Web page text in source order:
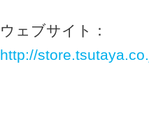
ウェブサイト：
http://